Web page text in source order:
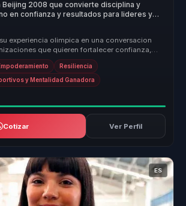
Beijing 2008 que convierte disciplina y
en confianza y resultados para lideres y
experiencia olimpica en una conversacion
que quieren fortalecer confianza,
Resiliencia
y Mentalidad Ganadora
Cotizar Ver Perfil
ES